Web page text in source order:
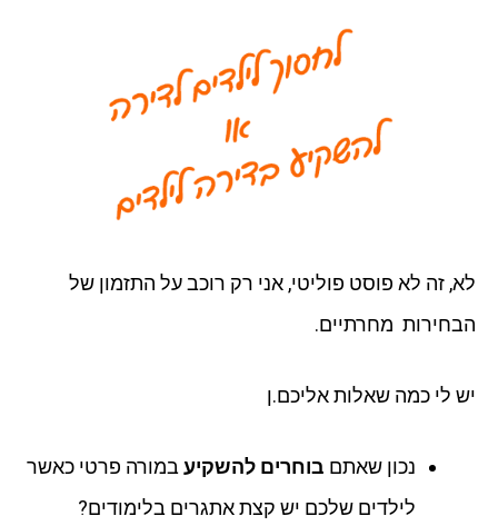
לא, זה לא פוסט פוליטי, אני רק רוכב על התזמון של
הבחירות מחרתיים.
יש לי כמה שאלות אליכם.ן
נכון שאתם בוחרים להשקיעבמורה פרטי כאשר
לילדים שלכם יש קצת אתגרים בלימודים?